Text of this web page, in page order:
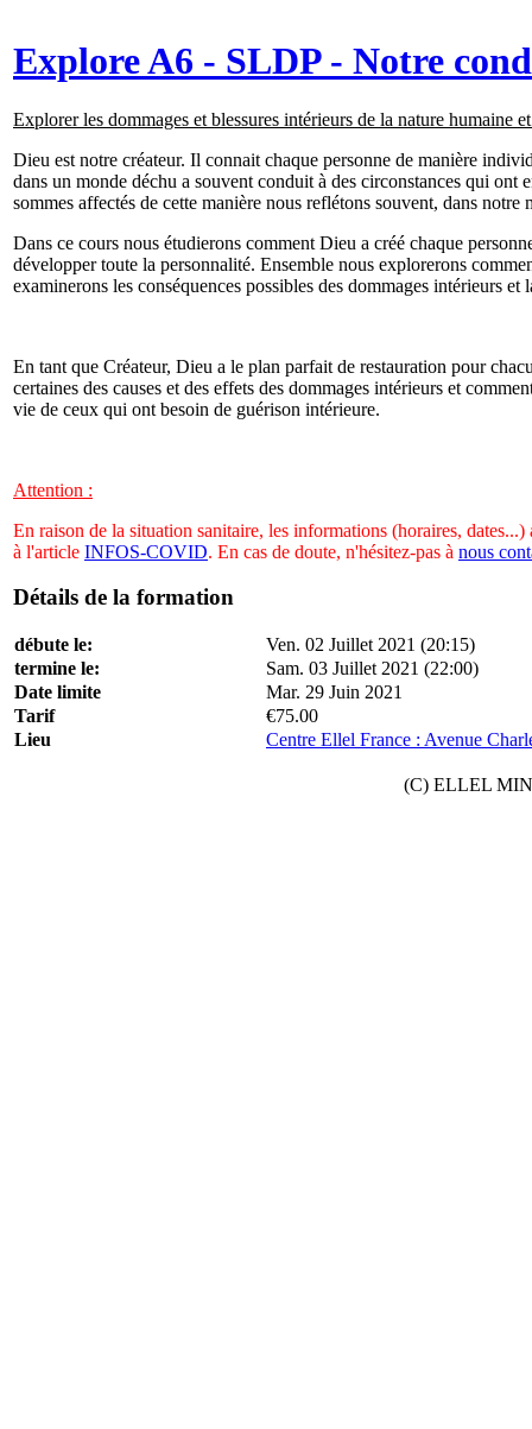
Explore A6 - SLDP - Notre
Explorer les dommages et blessures intérieurs de la nature humaine
Dieu est notre créateur. Il connait chaque personne de manière
dans un monde déchu a souvent conduit à des circonstances qui
sommes affectés de cette manière nous reflétons souvent, dans
Dans ce cours nous étudierons comment Dieu a créé chaque
développer toute la personnalité. Ensemble nous explorerons
examinerons les conséquences possibles des dommages intérieurs et
En tant que Créateur, Dieu a le plan parfait de restauration pour
certaines des causes et des effets des dommages intérieurs et
vie de ceux qui ont besoin de guérison intérieure.
Attention :
En raison de la situation sanitaire, les informations (horaires,
à l'article INFOS-COVID. En cas de doute, n'hésitez-pas à nous
Détails de la formation
débute le:
Ven. 02 Juillet 2021 (20:15)
termine le:
Sam. 03 Juillet 2021 (22:00)
Date limite
Mar. 29 Juin 2021
Tarif
€75.00
Lieu
Centre Ellel France : Avenue
(C) ELLEL